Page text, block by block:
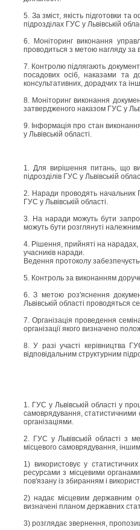
5. За зміст, якість підготовки
підрозділах ГУС у Львівській
6. Моніторинг виконання
проводиться з метою нагляду за
7. Контролю підлягають
посадових осіб, наказами та
консультативних, дорадчих та
8. Моніторинг виконання
затвердженого наказом ГУС у
9. Інформація про стан
у Львівській області.
1. Для вирішення питань, що
підрозділів ГУС у Львівській
2. Наради проводять начальник
ГУС у Львівській області.
3. На наради можуть бути
можуть бути розглянуті
4. Рішення, прийняті на
учасників наради.
Ведення протоколу
5. Контроль за виконанням
6. З метою роз'яснення
Львівській області проводяться
7. Організація проведення
організації якого визначено
8. У разі участі керівництва
відповідальним структурним
1. ГУС у Львівській області у
самоврядування, статистичними
організаціями.
2. ГУС у Львівській області з
місцевого самоврядування,
1) використовує у
ресурсами з місцевими
пов'язану із збиранням і
2) надає місцевим державним
визначені планом державних
3) розглядає звернення,